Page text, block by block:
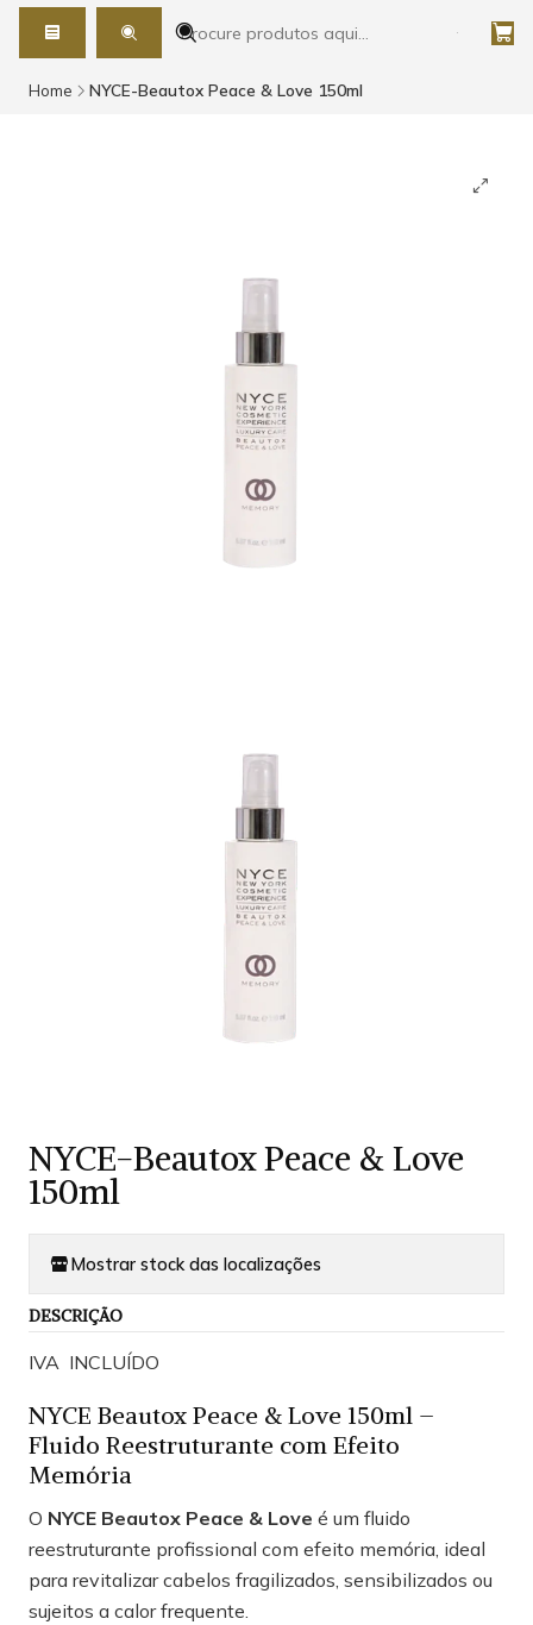
Home NYCE-Beautox Peace & Love 150ml
NYCE-Beautox Peace & Love
150ml
Mostrar stock das localizações
DESCRIÇÃO
IVA INCLUÍDO
NYCE Beautox Peace & Love 150ml –
Fluido Reestruturante com Efeito
Memória
O NYCE Beautox Peace & Love é um fluido
reestruturante profissional com efeito memória, ideal
para revitalizar cabelos fragilizados, sensibilizados ou
sujeitos a calor frequente.